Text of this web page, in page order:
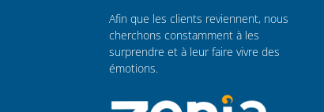
Afin que les clients reviennent, nous
cherchons constamment à les
surprendre et à leur faire vivre des
émotions.